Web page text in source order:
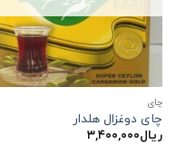
چاي
چای دوغزال هلدار
ریال۳,۴۰۰,۰۰۰